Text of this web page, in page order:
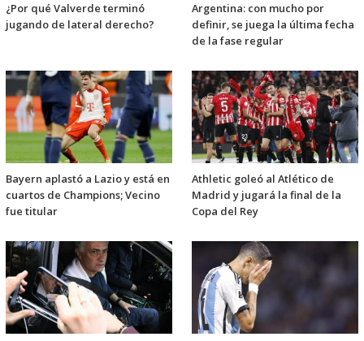
¿Por qué Valverde terminó
jugando de lateral derecho?
Argentina: con mucho por
definir, se juega la última fecha
de la fase regular
Bayern aplastó a Lazio y está en
cuartos de Champions; Vecino
fue titular
Athletic goleó al Atlético de
Madrid y jugará la final de la
Copa del Rey